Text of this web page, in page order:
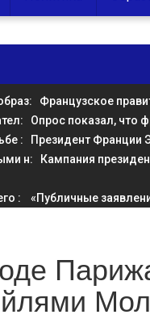
: Французское
: Опрос показал, что
: Президент Франции
н: Кампания
: «Публичные